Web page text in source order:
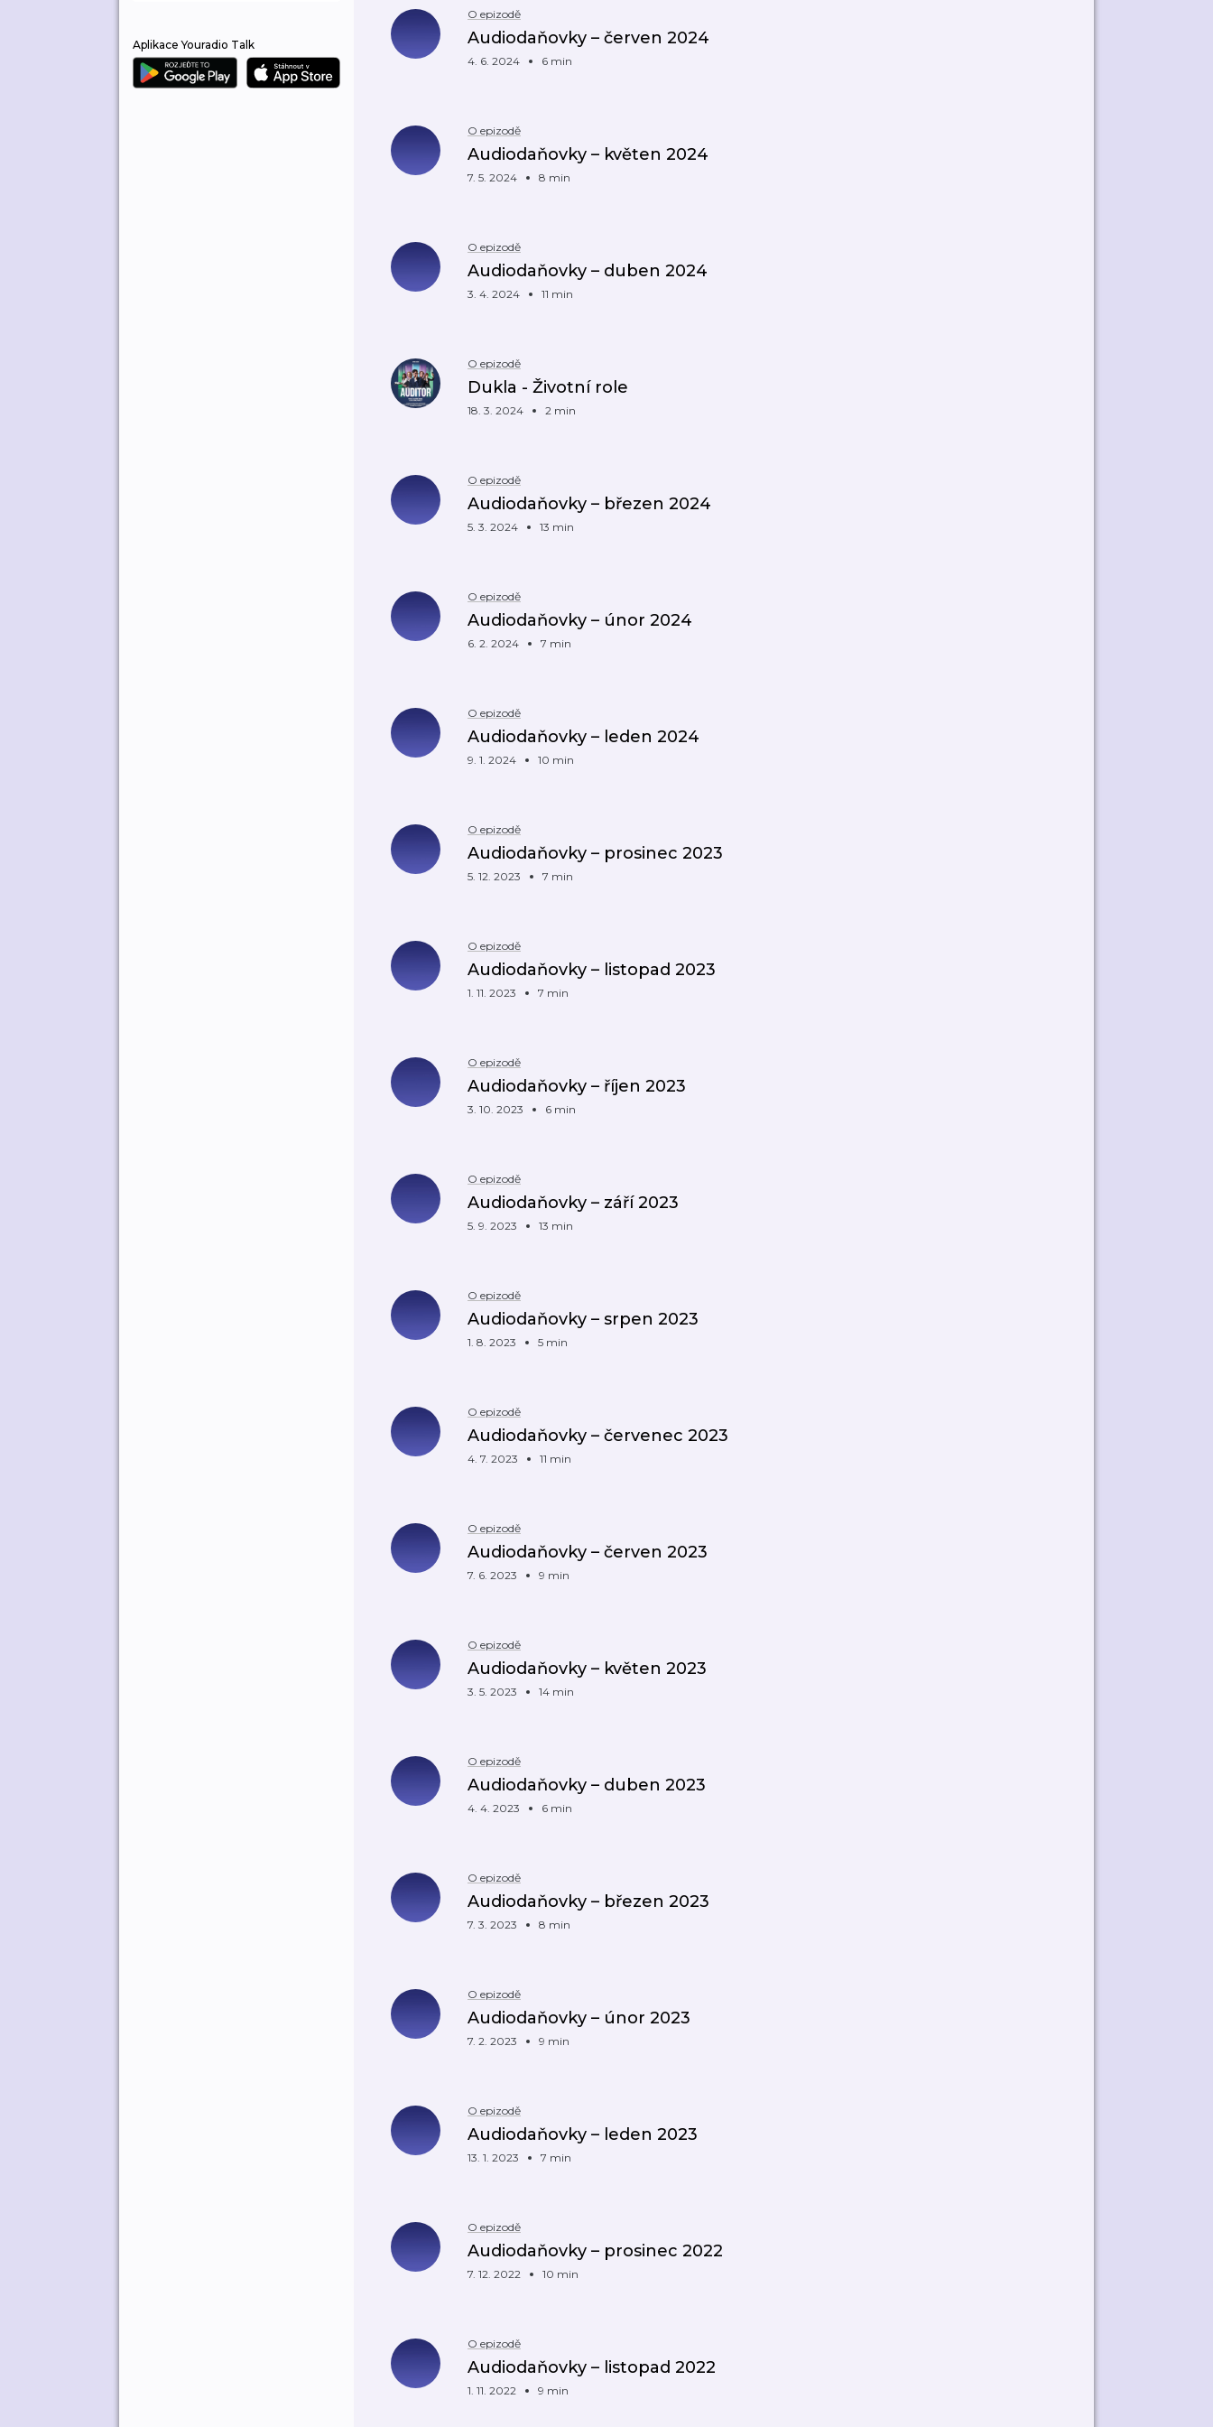
Aplikace Youradio Talk
O epizodě
Audiodaňovky – červen 2024
4. 6. 2024 6 min
O epizodě
Audiodaňovky – květen 2024
7. 5. 2024 8 min
O epizodě
Audiodaňovky – duben 2024
3. 4. 2024 11 min
O epizodě
Dukla - Životní role
18. 3. 2024 2 min
O epizodě
Audiodaňovky – březen 2024
5. 3. 2024 13 min
O epizodě
Audiodaňovky – únor 2024
6. 2. 2024 7 min
O epizodě
Audiodaňovky – leden 2024
9. 1. 2024 10 min
O epizodě
Audiodaňovky – prosinec 2023
5. 12. 2023 7 min
O epizodě
Audiodaňovky – listopad 2023
1. 11. 2023 7 min
O epizodě
Audiodaňovky – říjen 2023
3. 10. 2023 6 min
O epizodě
Audiodaňovky – září 2023
5. 9. 2023 13 min
O epizodě
Audiodaňovky – srpen 2023
1. 8. 2023 5 min
O epizodě
Audiodaňovky – červenec 2023
4. 7. 2023 11 min
O epizodě
Audiodaňovky – červen 2023
7. 6. 2023 9 min
O epizodě
Audiodaňovky – květen 2023
3. 5. 2023 14 min
O epizodě
Audiodaňovky – duben 2023
4. 4. 2023 6 min
O epizodě
Audiodaňovky – březen 2023
7. 3. 2023 8 min
O epizodě
Audiodaňovky – únor 2023
7. 2. 2023 9 min
O epizodě
Audiodaňovky – leden 2023
13. 1. 2023 7 min
O epizodě
Audiodaňovky – prosinec 2022
7. 12. 2022 10 min
O epizodě
Audiodaňovky – listopad 2022
1. 11. 2022 9 min